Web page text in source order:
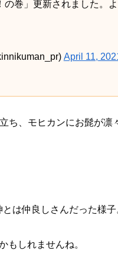
の巻」更新されました。
April 11,
ち、モヒカンにお髭が凛
は仲良しさんだった様子
もしれませんね。